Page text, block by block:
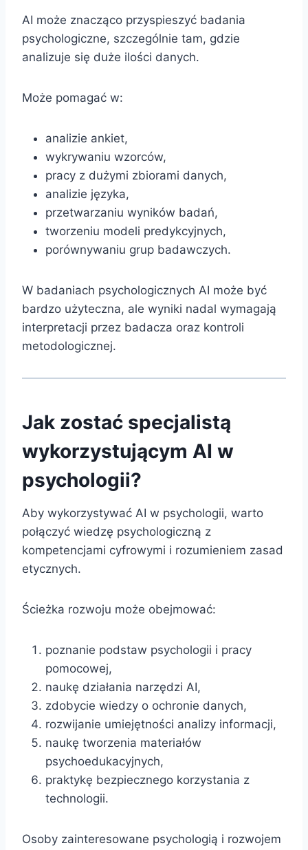
AI może znacząco przyspieszyć badania
psychologiczne, szczególnie tam, gdzie
analizuje się duże ilości danych.
Może pomagać w:
analizie ankiet,
wykrywaniu wzorców,
pracy z dużymi zbiorami danych,
analizie języka,
przetwarzaniu wyników badań,
tworzeniu modeli predykcyjnych,
porównywaniu grup badawczych.
W badaniach psychologicznych AI może być
bardzo użyteczna, ale wyniki nadal wymagają
interpretacji przez badacza oraz kontroli
metodologicznej.
Jak zostać specjalistą
wykorzystującym AI w
psychologii?
Aby wykorzystywać AI w psychologii, warto
połączyć wiedzę psychologiczną z
kompetencjami cyfrowymi i rozumieniem zasad
etycznych.
Ścieżka rozwoju może obejmować:
poznanie podstaw psychologii i pracy
pomocowej,
naukę działania narzędzi AI,
zdobycie wiedzy o ochronie danych,
rozwijanie umiejętności analizy informacji,
naukę tworzenia materiałów
psychoedukacyjnych,
praktykę bezpiecznego korzystania z
technologii.
Osoby zainteresowane psychologią i rozwojem